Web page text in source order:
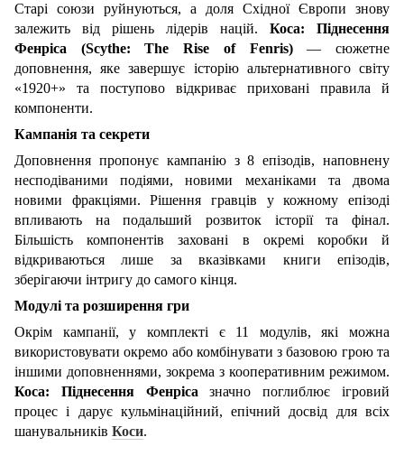
Старі союзи руйнуються, а доля Східної Європи знову
залежить від рішень лідерів націй. Коса: Піднесення
Фенріса (Scythe: The Rise of Fenris)— сюжетне
доповнення, яке завершує історію альтернативного світу
«1920+» та поступово відкриває приховані правила й
компоненти.
Кампанія та секрети
Доповнення пропонує кампанію з 8 епізодів, наповнену
несподіваними подіями, новими механіками та двома
новими фракціями. Рішення гравців у кожному епізоді
впливають на подальший розвиток історії та фінал.
Більшість компонентів заховані в окремі коробки й
відкриваються лише за вказівками книги епізодів,
зберігаючи інтригу до самого кінця.
Модулі та розширення гри
Окрім кампанії, у комплекті є 11 модулів, які можна
використовувати окремо або комбінувати з базовою грою та
іншими доповненнями, зокрема з кооперативним режимом.
Коса: Піднесення Фенріса значно поглиблює ігровий
процес і дарує кульмінаційний, епічний досвід для всіх
шанувальників Коси.